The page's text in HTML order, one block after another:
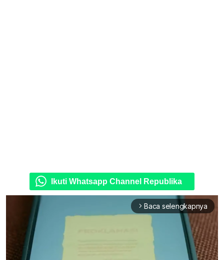
Ikuti Whatsapp Channel Republika
arrow_forward_ios Baca selengkapnya